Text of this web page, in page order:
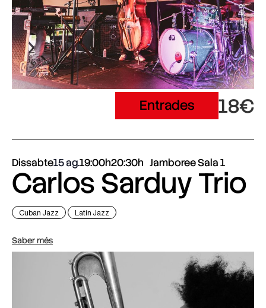
Entrades 18€
Dissabte15 ag.19:00h20:30h Jamboree Sala 1
Carlos Sarduy Trio
Cuban Jazz Latin Jazz
Saber més